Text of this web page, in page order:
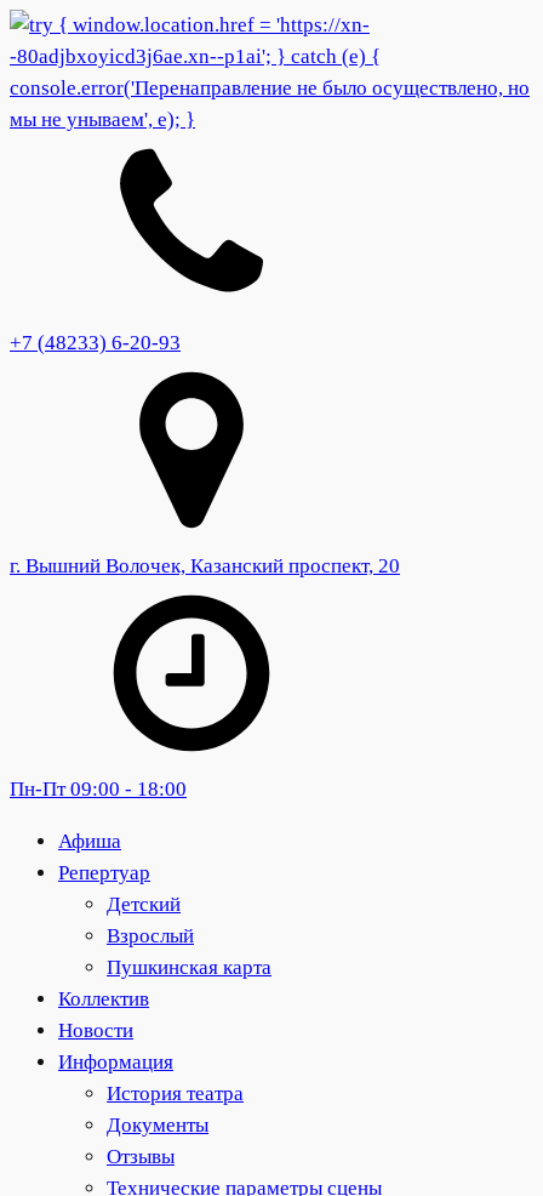
+7 (48233) 6-20-93
г. Вышний Волочек, Казанский проспект, 20
Пн-Пт 09:00 - 18:00
Афиша
Репертуар
Детский
Взрослый
Пушкинская карта
Коллектив
Новости
Информация
История театра
Документы
Отзывы
Технические параметры сцены